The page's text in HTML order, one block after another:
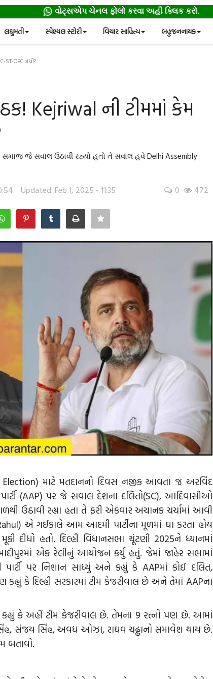
વોટ્સએપ ચેનલ ફોલો કરવા અહીં ક્લિક કરો.
લઘુમતી સ્પેશ્યલ સ્ટોરી વિચાર સાહિત્ય બહુજનનાયક
ST-OBC નથી?
Kejriwal ની ટીમમાં કેમ
જે સવાલ ઉઠાવી રહ્યો હતો તે સવાલ હવે Delhi Assembly
Updated: Feb 1, 2025 - 11:35 0 472
Election) માટે મતદાનનો દિવસ નજીક આવતા જ અરવિંદ
(AAP) પર જે સવાલ દેશના દલિતો(SC), આદિવાસીઓ
ઉઠાવી રહ્યા હતા તે ફરી એકવાર અચાનક ચર્ચામાં આવી
એ ગઈકાલે આમ આદમી પાર્ટીના મૂળમાં ઘા કરતા હોય
દીધો હતો. દિલ્હી વિધાનસભા ચૂંટણી 2025ને ધ્યાનમાં
એક રેલીનું આયોજન કર્યું હતું. જેમાં જાહેર સભામાં
પર નિશાન સાધ્યું અને કહ્યું કે AAPમાં કોઈ દલિત,
કે દિલ્હી સરકારમાં ટીમ કેજરીવાલ છે અને તેમાં AAPના
કહ્યું કે અહીં ટીમ કેજરીવાલ છે. તેમના 9 રત્નો પણ છે. આમાં
સંજય સિંહ, અવધ ઓઝા, રાઘવ ચઢ્ઢાનો સમાવેશ થાય છે.
બતાવો.